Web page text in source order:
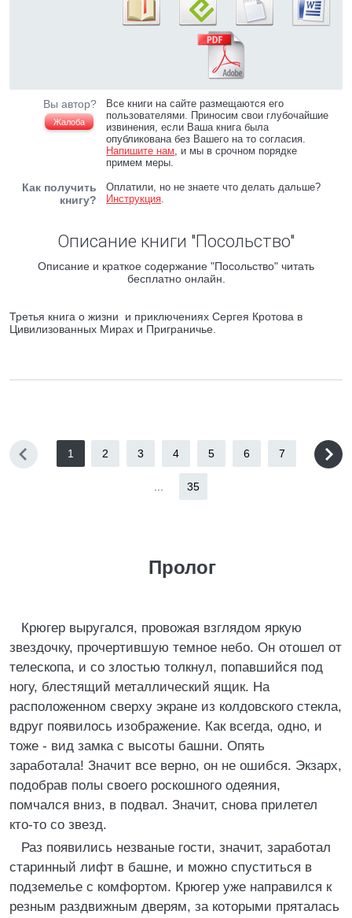
Вы автор?
Жалоба
Все книги на сайте размещаются его
пользователями. Приносим свои глубочайшие
извинения, если Ваша книга была
опубликована без Вашего на то согласия.
Напишите нам, и мы в срочном порядке
примем меры.
Как получить
книгу?
Оплатили, но не знаете что делать дальше?
Инструкция.
Описание книги "Посольство"
Описание и краткое содержание "Посольство" читать
бесплатно онлайн.
Третья книга о жизни и приключениях Сергея Кротова в
Цивилизованных Мирах и Приграничье.
1 2 3 4 5 6 7
35
Пролог
Крюгер выругался, провожая взглядом яркую
звездочку, прочертившую темное небо. Он отошел от
телескопа, и со злостью толкнул, попавшийся под
ногу, блестящий металлический ящик. На
расположенном сверху экране из колдовского стекла,
вдруг появилось изображение. Как всегда, одно, и
тоже - вид замка с высоты башни. Опять
заработала! Значит все верно, он не ошибся. Экзарх,
подобрав полы своего роскошного одеяния,
помчался вниз, в подвал. Значит, снова прилетел
кто-то со звезд.
Раз появились незваные гости, значит, заработал
старинный лифт в башне, и можно спуститься в
подземелье с комфортом. Крюгер уже направился к
резным раздвижным дверям, за которыми пряталась